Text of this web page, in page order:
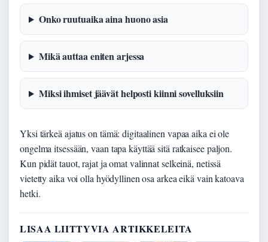
Onko ruutuaika aina huono asia
Mikä auttaa eniten arjessa
Miksi ihmiset jäävät helposti kiinni sovelluksiin
Yksi tärkeä ajatus on tämä: digitaalinen vapaa aika ei ole
ongelma itsessään, vaan tapa käyttää sitä ratkaisee paljon.
Kun pidät tauot, rajat ja omat valinnat selkeinä, netissä
vietetty aika voi olla hyödyllinen osa arkea eikä vain katoava
hetki.
LISAA LIITTYVIA ARTIKKELEITA